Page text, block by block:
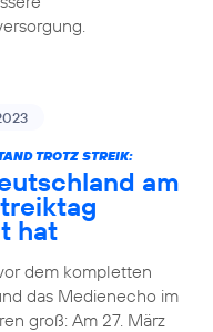
TROTZ STREIK:
am
hat
dem kompletten
das Medienecho im
groß: Am 27. März